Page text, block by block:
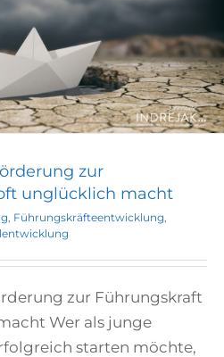
zur
unglücklich macht
Führungskräfteentwicklung
zur Führungskraft
Wer als junge
starten möchte,